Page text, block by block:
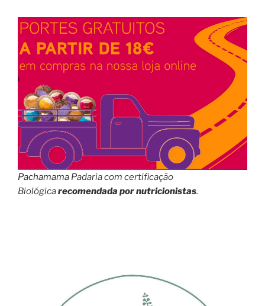
Pachamama Padaria com certificação
Biológicarecomendada por nutricionistas.